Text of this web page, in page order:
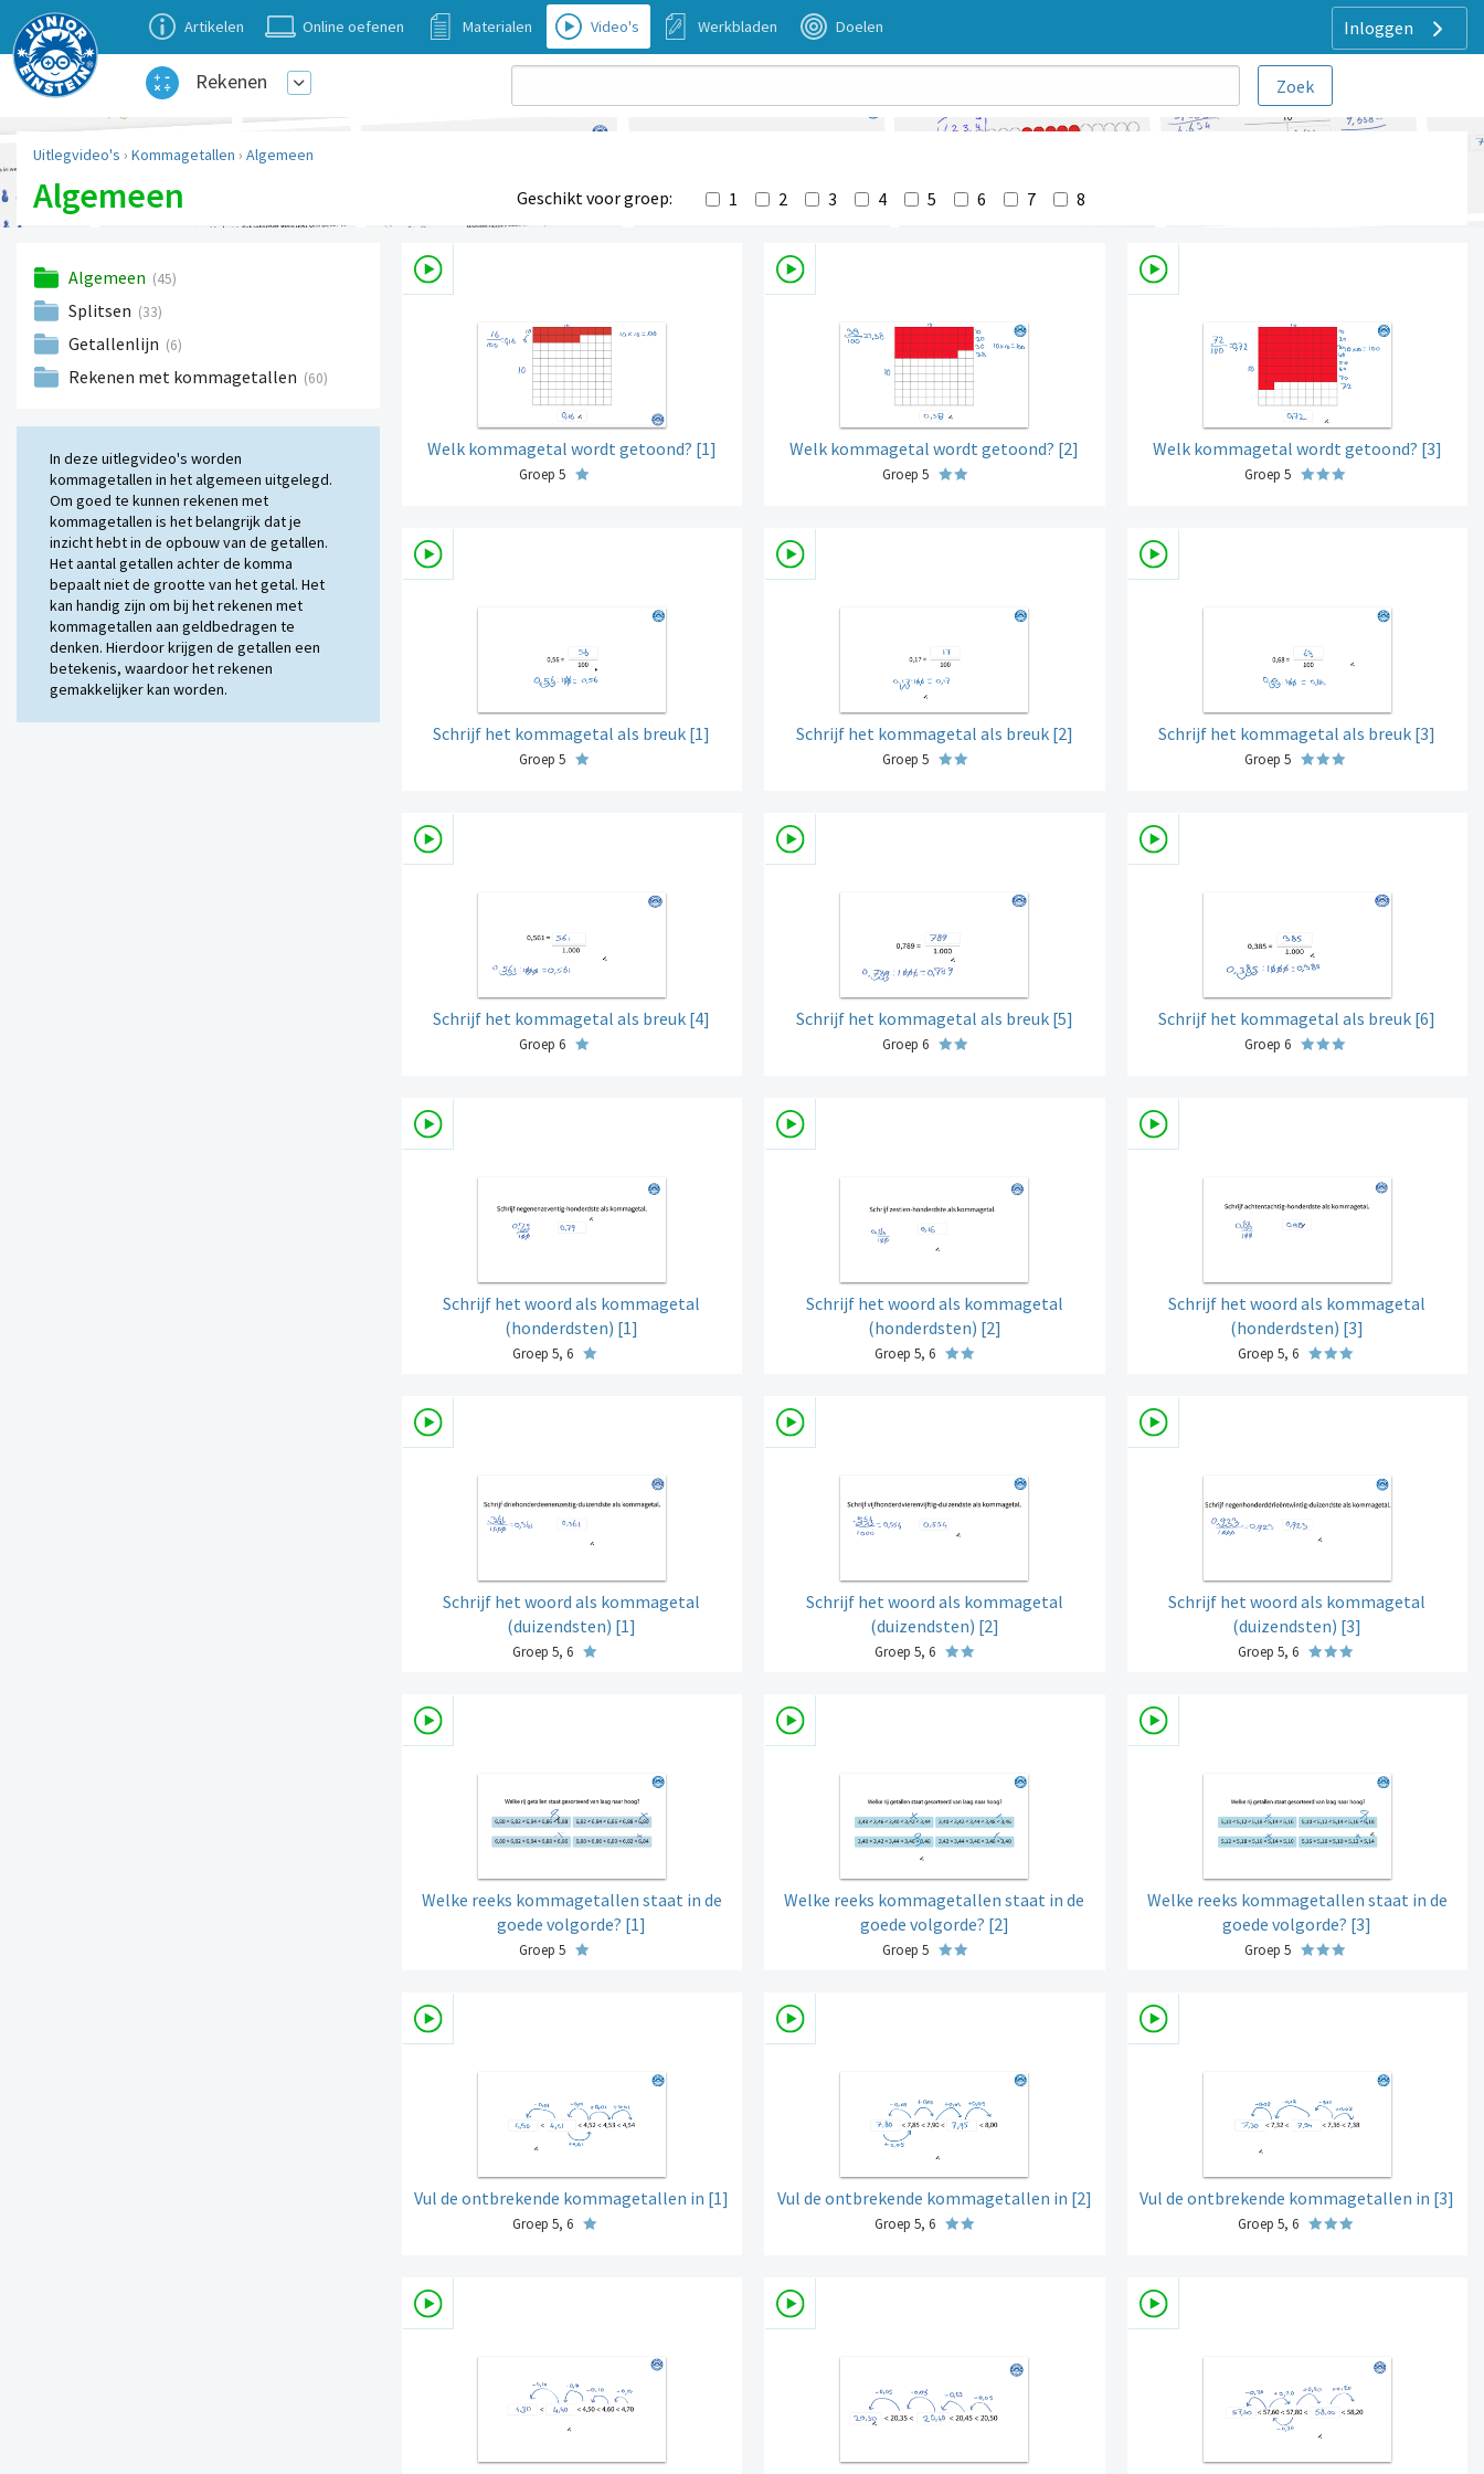
Inloggen
Artikelen Online oefenen Materialen Video's Werkbladen Doelen
Rekenen
Uitlegvideo's › Kommagetallen › Algemeen
Algemeen Geschikt voor groep: 1 2 3 4 5 6 7 8
Algemeen (45)
Splitsen (33)
Getallenlijn (6)
Rekenen met kommagetallen (60)
In deze uitlegvideo's worden
kommagetallen in het algemeen uitgelegd.
Om goed te kunnen rekenen met
kommagetallen is het belangrijk dat je
inzicht hebt in de opbouw van de getallen.
Het aantal getallen achter de komma
bepaalt niet de grootte van het getal. Het
kan handig zijn om bij het rekenen met
kommagetallen aan geldbedragen te
denken. Hierdoor krijgen de getallen een
betekenis, waardoor het rekenen
gemakkelijker kan worden.
Welk kommagetal wordt getoond? [1]
Groep 5
Welk kommagetal wordt getoond? [2]
Groep 5
Welk kommagetal wordt getoond? [3]
Groep 5
Schrijf het kommagetal als breuk [1]
Groep 5
Schrijf het kommagetal als breuk [2]
Groep 5
Schrijf het kommagetal als breuk [3]
Groep 5
Schrijf het kommagetal als breuk [4]
Groep 6
Schrijf het kommagetal als breuk [5]
Groep 6
Schrijf het kommagetal als breuk [6]
Groep 6
Schrijf het woord als kommagetal
(honderdsten) [1]
Groep 5, 6
Schrijf het woord als kommagetal
(honderdsten) [2]
Groep 5, 6
Schrijf het woord als kommagetal
(honderdsten) [3]
Groep 5, 6
Schrijf het woord als kommagetal
(duizendsten) [1]
Groep 5, 6
Schrijf het woord als kommagetal
(duizendsten) [2]
Groep 5, 6
Schrijf het woord als kommagetal
(duizendsten) [3]
Groep 5, 6
Welke reeks kommagetallen staat in de
goede volgorde? [1]
Groep 5
Welke reeks kommagetallen staat in de
goede volgorde? [2]
Groep 5
Welke reeks kommagetallen staat in de
goede volgorde? [3]
Groep 5
Vul de ontbrekende kommagetallen in [1]
Groep 5, 6
Vul de ontbrekende kommagetallen in [2]
Groep 5, 6
Vul de ontbrekende kommagetallen in [3]
Groep 5, 6